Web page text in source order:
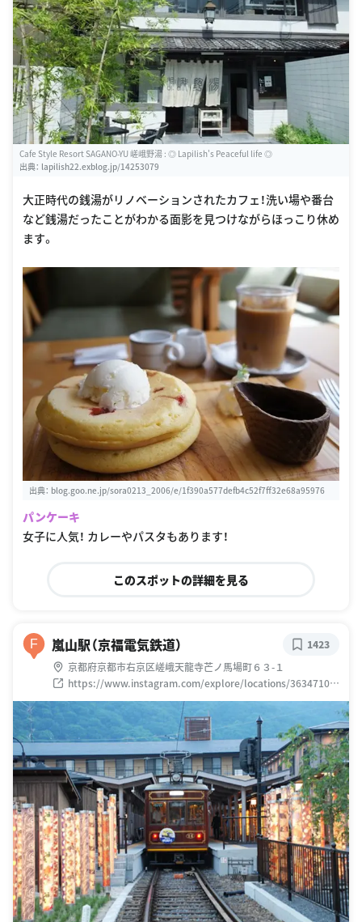
Cafe Style Resort SAGANO-YU 嵯峨野湯 : ◎ Lapilish's Peaceful life ◎
出典： lapilish22.exblog.jp/14253079
大正時代の銭湯がリノベーションされたカフェ！洗い場や番台
など銭湯だったことがわかる面影を見つけながらほっこり休め
ます。
出典： blog.goo.ne.jp/sora0213_2006/e/1f390a577defb4c52f7ff32e68a95976
パンケーキ
女子に人気！ カレーやパスタもあります！
このスポットの詳細を見る
F 嵐山駅（京福電気鉄道）
京都府京都市右京区嵯峨天龍寺芒ノ馬場町６３-１
https://www.instagram.com/explore/locations/36347108
7380135
1423